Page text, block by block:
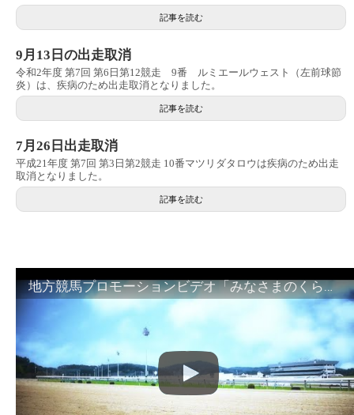
記事を読む
9月13日の出走取消
令和2年度 第7回 第6日第12競走 9番 ルミエールウェスト（左前球節
炎）は、疾病のため出走取消となりました。
記事を読む
7月26日出走取消
平成21年度 第7回 第3日第2競走 10番マツリダタロウは疾病のため出走
取消となりました。
記事を読む
地方競馬プロモーションビデオ「みなさまのくらしのために」30秒篇｜NAR公式